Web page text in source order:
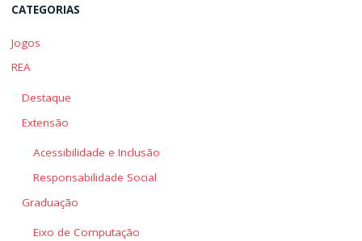
CATEGORIAS
Jogos
REA
Destaque
Extensão
Acessibilidade e Inclusão
Responsabilidade Social
Graduação
Eixo de Computação